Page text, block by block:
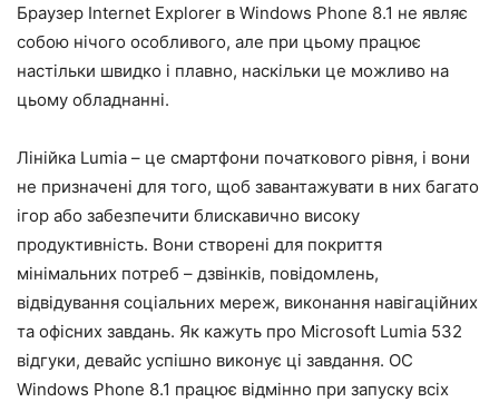
Браузер Internet Explorer в Windows Phone 8.1 не являє
собою нічого особливого, але при цьому працює
настільки швидко і плавно, наскільки це можливо на
цьому обладнанні.
Лінійка Lumia – це смартфони початкового рівня, і вони
не призначені для того, щоб завантажувати в них багато
ігор або забезпечити блискавично високу
продуктивність. Вони створені для покриття
мінімальних потреб – дзвінків, повідомлень,
відвідування соціальних мереж, виконання навігаційних
та офісних завдань. Як кажуть про Microsoft Lumia 532
відгуки, девайс успішно виконує ці завдання. ОС
Windows Phone 8.1 працює відмінно при запуску всіх